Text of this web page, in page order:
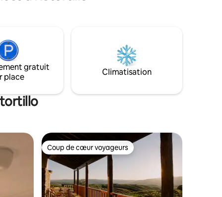
gratuit
place
Climatisation
Coup de cœur voyageurs
Coup de cœur voyageurs